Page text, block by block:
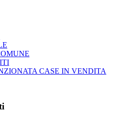
CASE IN VENDITA